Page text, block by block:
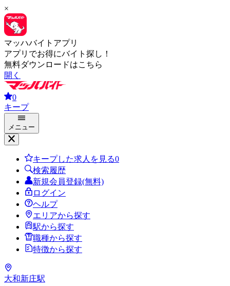
×
マッハバイトアプリ
アプリでお得にバイト探し！
無料ダウンロードはこちら
開く
0
キープ
メニュー
キープした求人を見る0
検索履歴
新規会員登録(無料)
ログイン
ヘルプ
エリアから探す
駅から探す
職種から探す
特徴から探す
大和新庄駅